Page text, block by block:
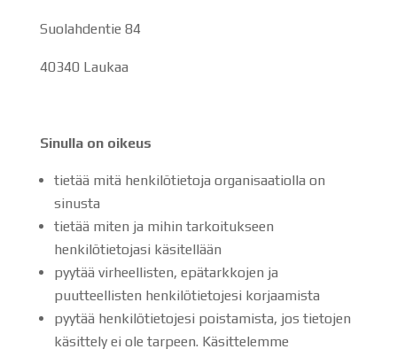
Suolahdentie 84
40340 Laukaa
Sinulla on oikeus
tietää mitä henkilötietoja organisaatiolla on
sinusta
tietää miten ja mihin tarkoitukseen
henkilötietojasi käsitellään
pyytää virheellisten, epätarkkojen ja
puutteellisten henkilötietojesi korjaamista
pyytää henkilötietojesi poistamista, jos tietojen
käsittely ei ole tarpeen. Käsittelemme